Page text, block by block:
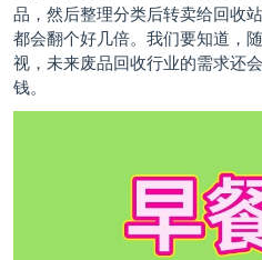
品，然后整理分类后转卖给回收
都会翻个好几倍。我们要知道，
视，未来废品回收行业的需求还
钱。